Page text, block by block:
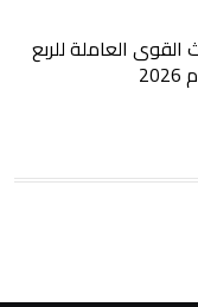
القوى العاملة للربع